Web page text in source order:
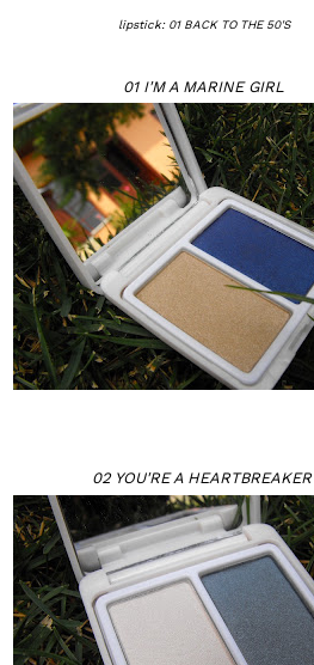
lipstick: 01 BACK TO THE 50'S
01 I'M A MARINE GIRL
02 YOU'RE A HEARTBREAKER